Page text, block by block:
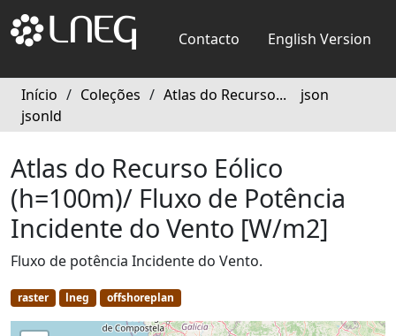
Contacto English Version
Início / Coleções / Atlas do Recurso...
json
jsonld
Atlas do Recurso Eólico
(h=100m)/ Fluxo de Potência
Incidente do Vento [W/m2]
Fluxo de potência Incidente do Vento.
raster lneg offshoreplan